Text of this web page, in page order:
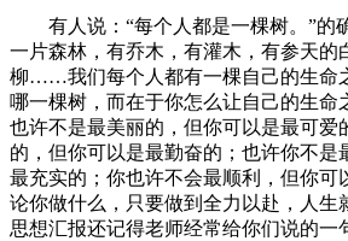
有人说：“每个人都是一棵树。”的
一片森林，有乔木，有灌木，有参天的
柳……我们每个人都有一棵自己的生命
哪一棵树，而在于你怎么让自己的生命
也许不是最美丽的，但你可以是最可爱
的，但你可以是最勤奋的；也许你不是
最充实的；你也许不会最顺利，但你
论你做什么，只要做到全力以赴，人生
思想汇报还记得老师经常给你们说的一